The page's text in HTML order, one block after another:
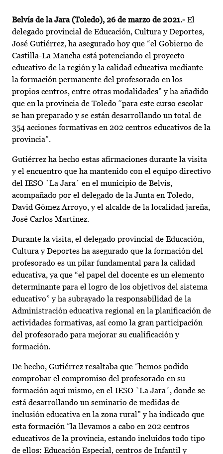
Belvís de la Jara (Toledo), 26 de marzo de 2021.- El
delegado provincial de Educación, Cultura y Deportes,
José Gutiérrez, ha asegurado hoy que “el Gobierno de
Castilla-La Mancha está potenciando el proyecto
educativo de la región y la calidad educativa mediante
la formación permanente del profesorado en los
propios centros, entre otras modalidades” y ha añadido
que en la provincia de Toledo “para este curso escolar
se han preparado y se están desarrollando un total de
354 acciones formativas en 202 centros educativos de la
provincia”.
Gutiérrez ha hecho estas afirmaciones durante la visita
y el encuentro que ha mantenido con el equipo directivo
del IESO `La Jara´ en el municipio de Belvís,
acompañado por el delegado de la Junta en Toledo,
David Gómez Arroyo, y el alcalde de la localidad jareña,
José Carlos Martínez.
Durante la visita, el delegado provincial de Educación,
Cultura y Deportes ha asegurado que la formación del
profesorado es un pilar fundamental para la calidad
educativa, ya que “el papel del docente es un elemento
determinante para el logro de los objetivos del sistema
educativo” y ha subrayado la responsabilidad de la
Administración educativa regional en la planificación de
actividades formativas, así como la gran participación
del profesorado para mejorar su cualificación y
formación.
De hecho, Gutiérrez resaltaba que “hemos podido
comprobar el compromiso del profesorado en su
formación aquí mismo, en el IESO `La Jara´, donde se
está desarrollando un seminario de medidas de
inclusión educativa en la zona rural” y ha indicado que
esta formación “la llevamos a cabo en 202 centros
educativos de la provincia, estando incluidos todo tipo
de ellos: Educación Especial, centros de Infantil y